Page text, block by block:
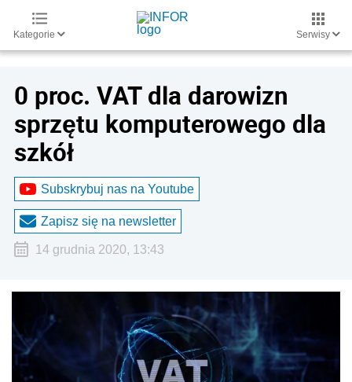
Kategorie Serwisy
0 proc. VAT dla darowizn
sprzętu komputerowego dla
szkół
Subskrybuj nas na Youtube
Zapisz się na newsletter
14 grudnia 2020, 13:43